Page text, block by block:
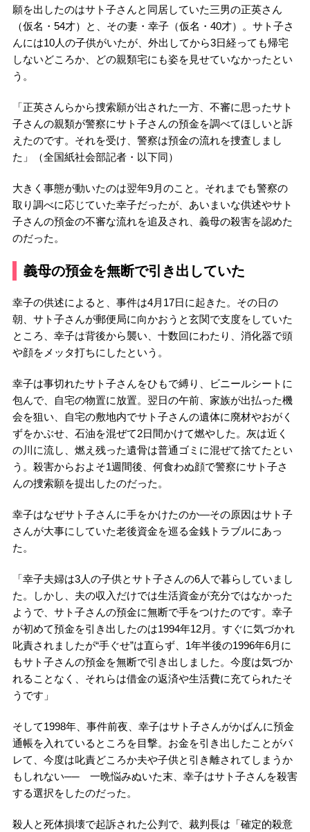
願を出したのはサト子さんと同居していた三男の正英さん
（仮名・54才）と、その妻・幸子（仮名・40才）。サト子さ
んには10人の子供がいたが、外出してから3日経っても帰宅
しないどころか、どの親類宅にも姿を見せていなかったとい
う。
「正英さんらから捜索願が出された一方、不審に思ったサト
子さんの親類が警察にサト子さんの預金を調べてほしいと訴
えたのです。それを受け、警察は預金の流れを捜査しまし
た」（全国紙社会部記者・以下同）
大きく事態が動いたのは翌年9月のこと。それまでも警察の
取り調べに応じていた幸子だったが、あいまいな供述やサト
子さんの預金の不審な流れを追及され、義母の殺害を認めた
のだった。
義母の預金を無断で引き出していた
幸子の供述によると、事件は4月17日に起きた。その日の
朝、サト子さんが郵便局に向かおうと玄関で支度をしていた
ところ、幸子は背後から襲い、十数回にわたり、消化器で頭
や顔をメッタ打ちにしたという。
幸子は事切れたサト子さんをひもで縛り、ビニールシートに
包んで、自宅の物置に放置。翌日の午前、家族が出払った機
会を狙い、自宅の敷地内でサト子さんの遺体に廃材やおがく
ずをかぶせ、石油を混ぜて2日間かけて燃やした。灰は近く
の川に流し、燃え残った遺骨は普通ゴミに混ぜて捨てたとい
う。殺害からおよそ1週間後、何食わぬ顔で警察にサト子さ
んの捜索願を提出したのだった。
幸子はなぜサト子さんに手をかけたのか―その原因はサト子
さんが大事にしていた老後資金を巡る金銭トラブルにあっ
た。
「幸子夫婦は3人の子供とサト子さんの6人で暮らしていまし
た。しかし、夫の収入だけでは生活資金が充分ではなかった
ようで、サト子さんの預金に無断で手をつけたのです。幸子
が初めて預金を引き出したのは1994年12月。すぐに気づかれ
叱責されましたが“手ぐせ”は直らず、1年半後の1996年6月に
もサト子さんの預金を無断で引き出しました。今度は気づか
れることなく、それらは借金の返済や生活費に充てられたそ
うです」
そして1998年、事件前夜、幸子はサト子さんがかばんに預金
通帳を入れているところを目撃。お金を引き出したことがバ
レて、今度は叱責どころか夫や子供と引き離されてしまうか
もしれない── 一晩悩みぬいた末、幸子はサト子さんを殺害
する選択をしたのだった。
殺人と死体損壊で起訴された公判で、裁判長は「確定的殺意